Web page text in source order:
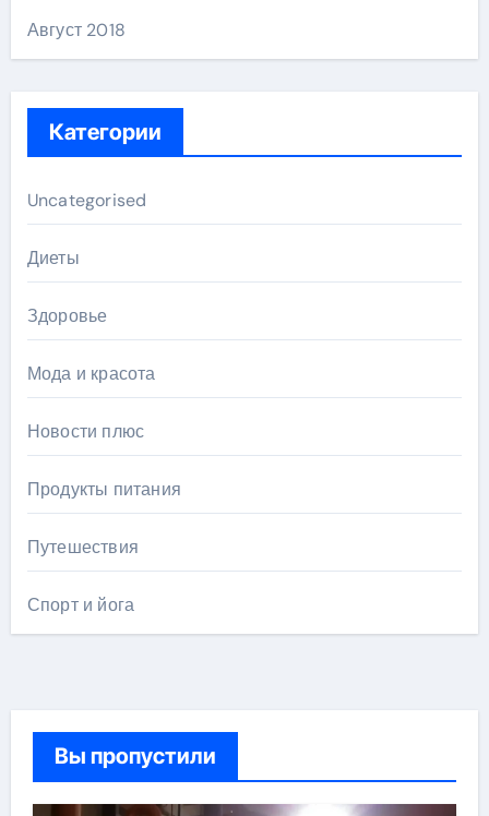
Август 2018
Категории
Uncategorised
Диеты
Здоровье
Мода и красота
Новости плюс
Продукты питания
Путешествия
Спорт и йога
Вы пропустили